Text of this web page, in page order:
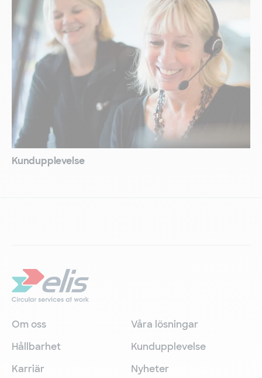
Kundupplevelse
Om oss
Våra lösningar
Hållbarhet
Kundupplevelse
Karriär
Nyheter